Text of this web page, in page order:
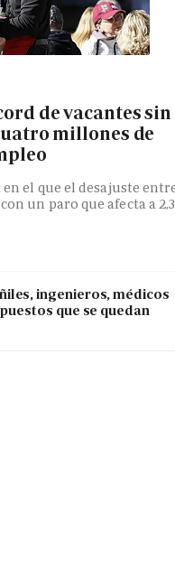
de vacantes sin
millones de
el que el desajuste
un paro que afecta a 2,3
ingenieros, médicos
que se quedan